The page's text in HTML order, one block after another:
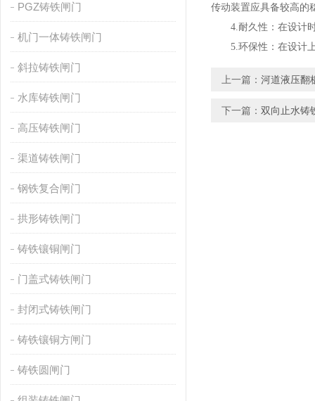
PGZ铸铁闸门
机门一体铸铁闸门
斜拉铸铁闸门
水库铸铁闸门
高压铸铁闸门
渠道铸铁闸门
钢铁复合闸门
拱形铸铁闸门
铸铁镶铜闸门
门盖式铸铁闸门
封闭式铸铁闸门
铸铁镶铜方闸门
铸铁圆闸门
传动装置应具备较高的
4.耐久性：在设计时
5.环保性：在设计上
上一篇： 河道液压翻
下一篇： 双向止水铸